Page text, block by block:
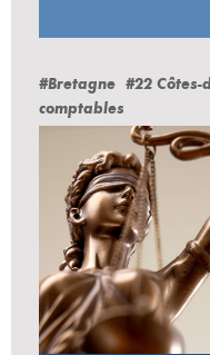
#Bretagne #22 Côtes-
comptables